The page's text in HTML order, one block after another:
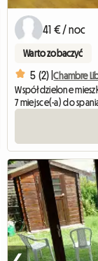
41 € / noc
Warto zobaczyć
5 (2) |Chambre
Współdzielone
7 miejsce(-a) do